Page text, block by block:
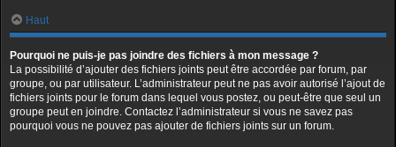
Haut
Pourquoi ne puis-je pas joindre des fichiers à mon message ?
La possibilité d’ajouter des fichiers joints peut être accordée par forum, par
groupe, ou par utilisateur. L’administrateur peut ne pas avoir autorisé l’ajout de
fichiers joints pour le forum dans lequel vous postez, ou peut-être que seul un
groupe peut en joindre. Contactez l’administrateur si vous ne savez pas
pourquoi vous ne pouvez pas ajouter de fichiers joints sur un forum.